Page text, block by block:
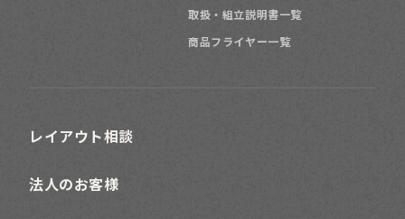
取扱・組立説明書一覧
商品フライヤー一覧
レイアウト相談
法人のお客様